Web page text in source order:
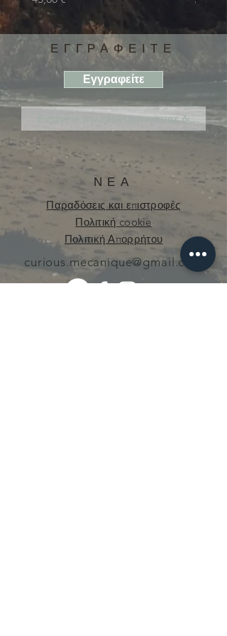
ΕΓΓΡΑΦΕΙΤΕ
Εγγραφείτε
ΝΕΑ
Παραδόσεις και επιστροφές
Πολιτική cookie
Πολιτική Απορρήτου
curious.mecanique@gmail.com